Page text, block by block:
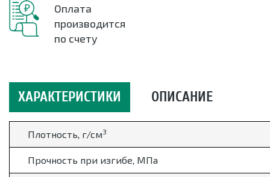
Оплата
производится
по счету
ХАРАКТЕРИСТИКИ ОПИСАНИЕ
Плотность, г/см3
Прочность при изгибе, МПа